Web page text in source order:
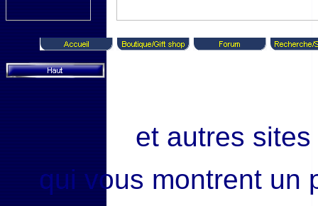
et autres
qui vous montrent un